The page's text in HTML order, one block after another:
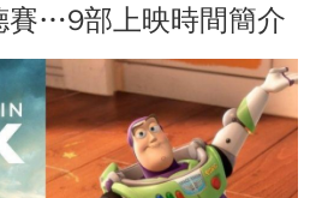
賽…9部上映時間簡介